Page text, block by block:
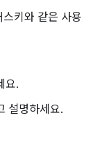
키와 같은 사용
요.
설명하세요.